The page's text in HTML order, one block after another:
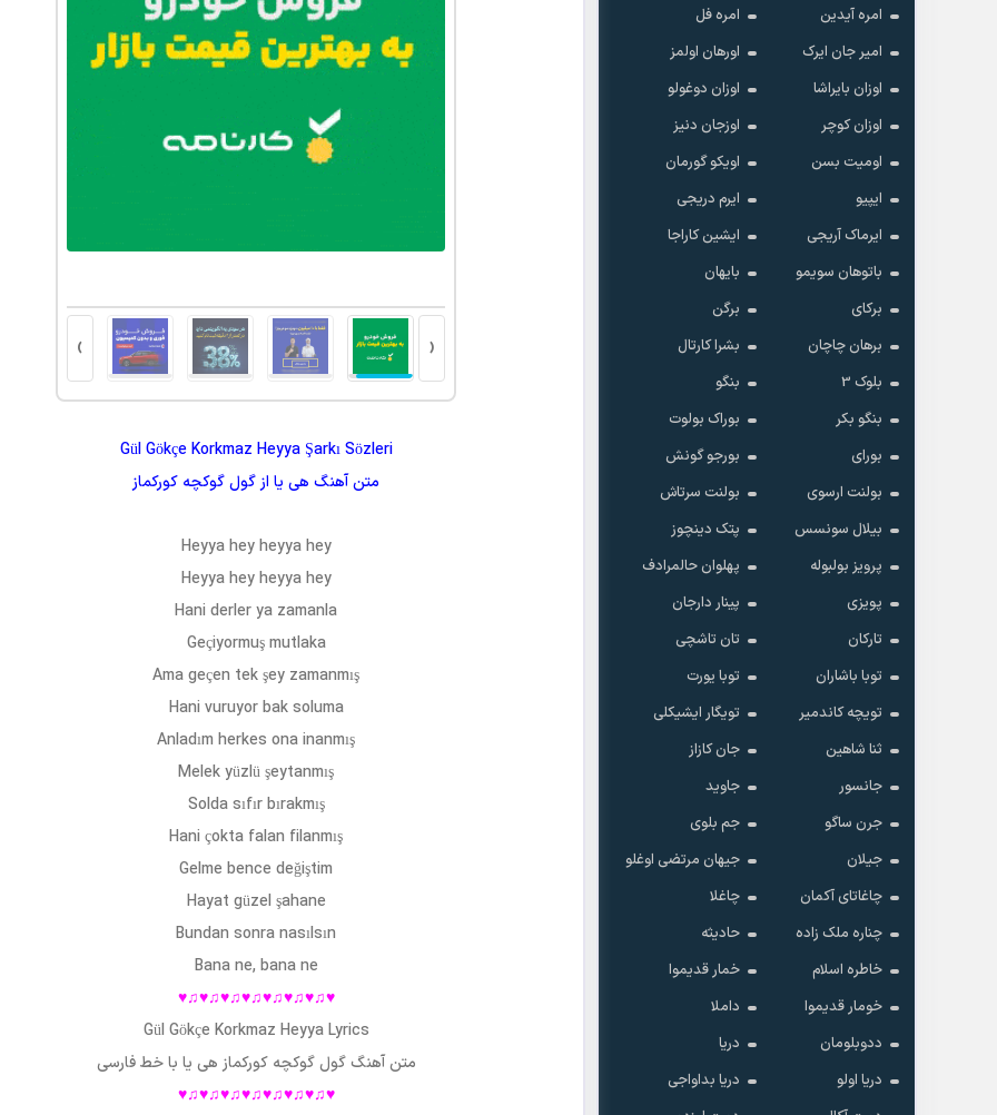
امره آیدین
امره فل
امیر جان ایرک
اورهان اولمز
اوزان بایراشا
اوزان دوغولو
اوزان کوچر
اوزجان دنیز
اومیت بسن
اویکو گورمان
ایپیو
ایرم دریجی
ایرماک آریجی
ایشین کاراجا
باتوهان سویمو
بایهان
برکای
برگن
برهان چاچان
بشرا کارتال
بلوک 3
بنگو
بنگو بکر
بوراک بولوت
بورای
بورجو گونش
بولنت ارسوی
بولنت سرتاش
بیلال سونسس
پتک دینچوز
پرویز بولبوله
پهلوان حالمرادف
پویزی
پینار دارجان
تارکان
تان تاشچی
توبا باشاران
توبا یورت
تویچه کاندمیر
تویگار ایشیکلی
ثنا شاهین
جان کازاز
جانسور
جاوید
جرن ساگو
جم بلوی
جیلان
جیهان مرتضی اوغلو
چاغاتای آکمان
چاغلا
چناره ملک زاده
حادیثه
خاطره اسلام
خمار قدیموا
خومار قدیموا
داملا
ددوبلومان
دریا
دریا اولو
دریا بداواجی
و ضمانت کتبی
‹
›
Gül Gökçe Korkmaz Heyya Şarkı Sözleri
متن آهنگ هی یا ازگول گوکچه کورکماز
Heyya hey heyya hey
Heyya hey heyya hey
Hani derler ya zamanla
Geçiyormuş mutlaka
Ama geçen tek şey zamanmış
Hani vuruyor bak soluma
Anladım herkes ona inanmış
Melek yüzlü şeytanmış
Solda sıfır bırakmış
Hani çokta falan filanmış
Gelme bence değiştim
Hayat güzel şahane
Bundan sonra nasılsın
Bana ne, bana ne
♥♫♥♫♥♫♥♫♥♫♥♫♥♫♥
Gül Gökçe Korkmaz Heyya Lyrics
متن آهنگ گول گوکچه کورکماز هی یا با خط فارسی
♥♫♥♫♥♫♥♫♥♫♥♫♥♫♥